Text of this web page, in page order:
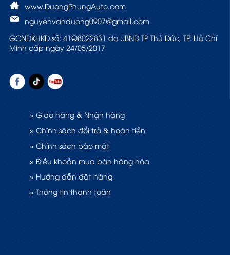
www.DuongPhungAuto.com
nguyenvanduong0907@gmail.com
GCNDKHKD số: 41Q8022831 do UBND TP Thủ Đức, TP. Hồ Chí
Minh cấp ngày 24/05/2017
» Giao hàng & Nhận hàng
» Chính sách đổi trả & hoàn tiền
» Chính sách bảo mật
» Điều khoản mua bán hàng hóa
» Hướng dẫn đặt hàng
» Thông tin thanh toán